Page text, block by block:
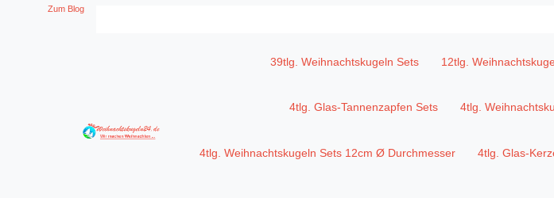
Zum Blog
39tlg. Weihnachtskugeln Sets 12tlg.
4tlg. Glas-Tannenzapfen Sets 4tlg.
4tlg. Weihnachtskugeln Sets 12cm Ø Durchmesser 4tlg. Glas-